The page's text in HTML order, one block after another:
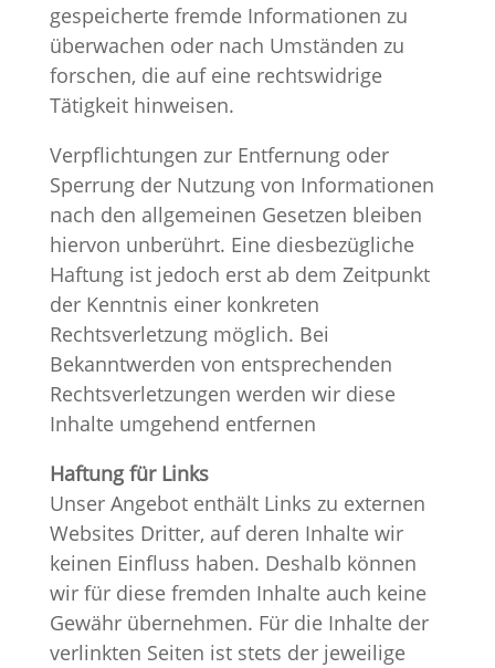
gespeicherte fremde Informationen zu
überwachen oder nach Umständen zu
forschen, die auf eine rechtswidrige
Tätigkeit hinweisen.
Verpflichtungen zur Entfernung oder
Sperrung der Nutzung von Informationen
nach den allgemeinen Gesetzen bleiben
hiervon unberührt. Eine diesbezügliche
Haftung ist jedoch erst ab dem Zeitpunkt
der Kenntnis einer konkreten
Rechtsverletzung möglich. Bei
Bekanntwerden von entsprechenden
Rechtsverletzungen werden wir diese
Inhalte umgehend entfernen
Haftung für Links
Unser Angebot enthält Links zu externen
Websites Dritter, auf deren Inhalte wir
keinen Einfluss haben. Deshalb können
wir für diese fremden Inhalte auch keine
Gewähr übernehmen. Für die Inhalte der
verlinkten Seiten ist stets der jeweilige